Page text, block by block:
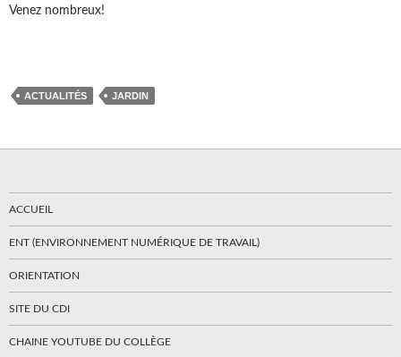
Venez nombreux!
ACTUALITÉS JARDIN
ACCUEIL
ENT (ENVIRONNEMENT NUMÉRIQUE DE TRAVAIL)
ORIENTATION
SITE DU CDI
CHAINE YOUTUBE DU COLLÈGE